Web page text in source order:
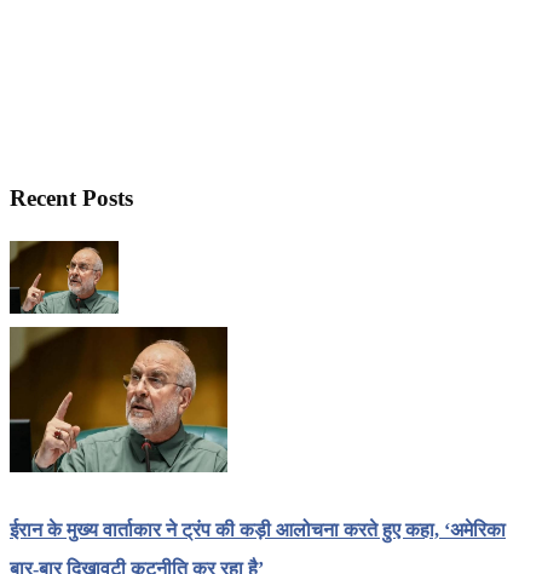
Recent Posts
ईरान के मुख्य वार्ताकार ने ट्रंप की कड़ी आलोचना करते हुए कहा, ‘अमेरिका
बार-बार दिखावटी कूटनीति कर रहा है’